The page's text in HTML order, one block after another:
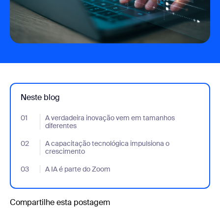
Neste blog
01
A verdadeira inovação vem em tamanhos
diferentes
- Jumplink to A verdadeira inovação vem em tamanhos
02
A capacitação tecnológica impulsiona o
crescimento
- Jumplink to A capacitação tecnológica impulsiona o
03 A IA é parte do Zoom
- Jumplink to A IA é parte do Zoom
Compartilhe esta postagem